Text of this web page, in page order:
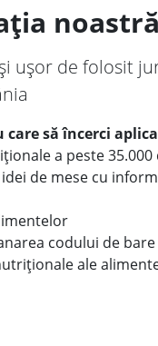
ușor de folosit
să încerci
a peste
de mese cu
codului de bare
ale